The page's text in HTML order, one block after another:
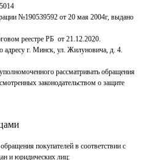
№190539592 от 20 мая 2004г, выдано
реестре РБ от 21.12.2020.
адресу г. Минск, ул. Жилуновича, д. 4.
рассматривать обращения
законодательством о защите
покупателей в соответствии с
и юридических лиц: